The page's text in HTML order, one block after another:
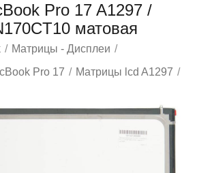
Pro 17 A1297 /
матовая
/ Матрицы - Дисплеи /
Pro 17 / Матрицы lcd A1297 /